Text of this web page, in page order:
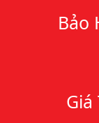
Bảo
Giá